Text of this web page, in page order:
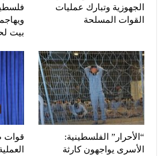
الجهوزية وتبارك عمليات
القوات المسلحة
بيت
“الأحرار” الفلسطينية:
الأسرى يواجهون كارثة
قوات